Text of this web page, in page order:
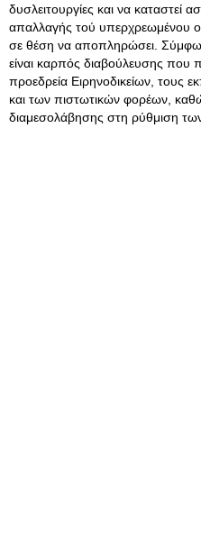
δυσλειτουργίες και να καταστεί
απαλλαγής τού υπερχρεωμένου
σε θέση να αποπληρώσει.
είναι καρπός διαβούλευσης που
προεδρεία Ειρηνοδικείων,
και των πιστωτικών φορέων,
διαμεσολάβησης στη ρύθμιση